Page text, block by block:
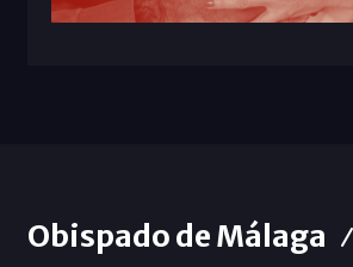
Obispado de Málaga